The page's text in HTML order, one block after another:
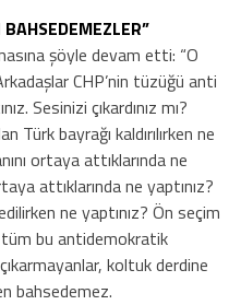
şöyle devam etti: “O
CHP’nin tüzüğü anti
Sesinizi çıkardınız mı?
Türk bayrağı kaldırılırken ne
ortaya attıklarında ne
attıklarında ne yaptınız?
ne yaptınız? Ön seçim
tüm bu antidemokratik
koltuk derdine
bahsedemez.